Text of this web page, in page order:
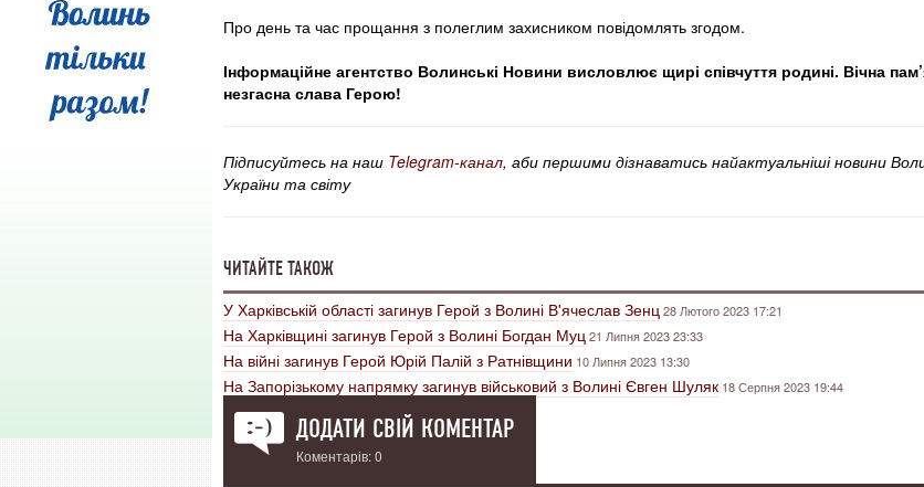
Про день та час прощання з полеглим захисником повідомлять згодом.
Інформаційне агентство Волинські Новини висловлює щирі співчуття родині. Вічна
незгасна слава Герою!
Підписуйтесь на наш Telegram-канал, аби першими дізнаватись найактуальніші новини
України та світу
ЧИТАЙТЕ ТАКОЖ
У Харківській області загинув Герой з Волині В'ячеслав Зенц28 Лютого 2023 17:21
На Харківщині загинув Герой з Волині Богдан Муц21 Липня 2023 23:33
На війні загинув Герой Юрій Палій з Ратнівщини 10 Липня 2023 13:30
На Запорізькому напрямку загинув військовий з Волині Євген Шуляк 18 Серпня 2023 19:44
ДОДАТИ СВІЙ КОМЕНТАР
Коментарів: 0